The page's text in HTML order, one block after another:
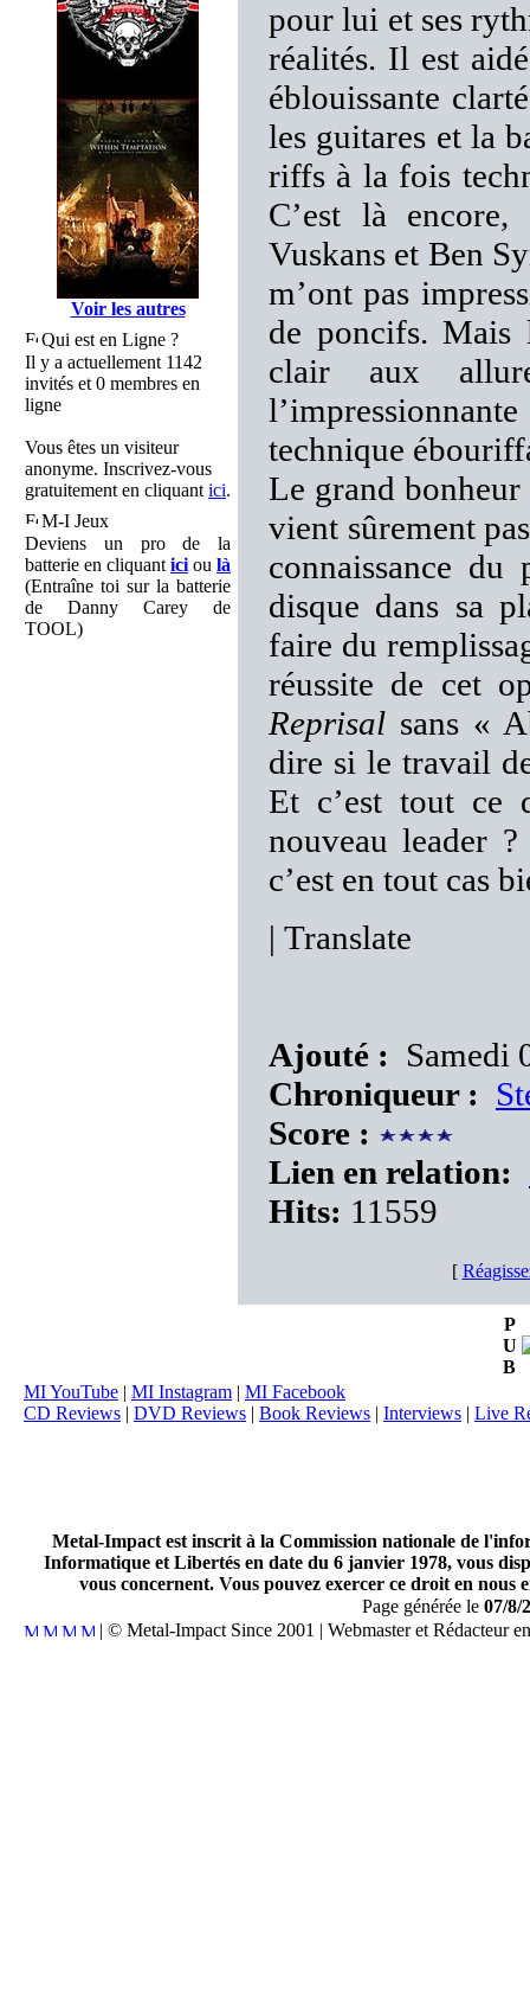
Voir les autres
Qui est en Ligne ?
Il y a actuellement 1142
invités et 0 membres en
ligne
Vous êtes un visiteur
anonyme. Inscrivez-vous
gratuitement en cliquant ici.
M-I Jeux
Deviens un pro de la
batterie en cliquant ici ou là
(Entraîne toi sur la batterie
de Danny Carey de
TOOL)
pour lui et ses
réalités. Il est
éblouissante
les guitares et la
riffs à la fois
C’est là
Vuskans et Ben
m’ont pas
de poncifs. Mais
clair aux
technique
Le grand
vient sûrement
connaissance
disque dans sa
faire du
réussite de cet
Reprisal sans «
dire si le travail
Et c’est tout ce
nouveau leader
c’est en tout cas
| Translate
Ajouté : Samedi
Chroniqueur :
Score :
Lien en relation:
Hits: 11559
[
P
U
B
MI YouTube | MI Instagram | MI Facebook
CD Reviews | DVD Reviews | Book Reviews | Interviews | Live
Metal-Impact est inscrit à la Commission nationale de
Informatique et Libertés en date du 6 janvier 1978, vous
vous concernent. Vous pouvez exercer ce droit en
Page générée le 07/8/
| © Metal-Impact Since 2001 | Webmaster et Rédacteur